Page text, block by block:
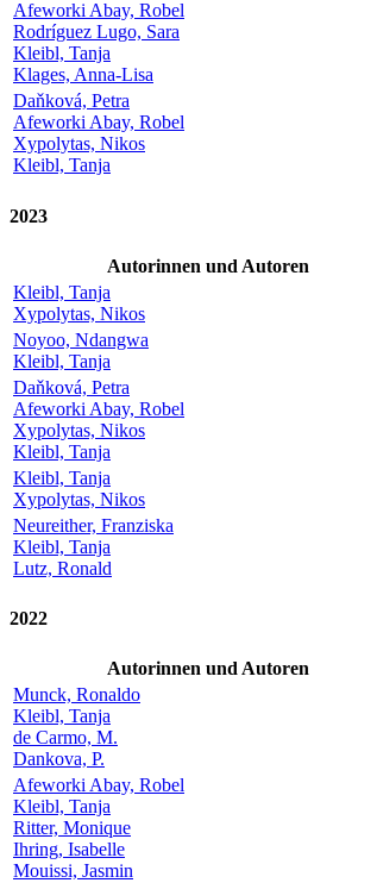
Afeworki Abay, Robel
Rodríguez Lugo, Sara
Kleibl, Tanja
Klages, Anna-Lisa
Daňková, Petra
Afeworki Abay, Robel
Xypolytas, Nikos
Kleibl, Tanja
2023
Autorinnen und Autoren
Kleibl, Tanja
Xypolytas, Nikos
Noyoo, Ndangwa
Kleibl, Tanja
Daňková, Petra
Afeworki Abay, Robel
Xypolytas, Nikos
Kleibl, Tanja
Kleibl, Tanja
Xypolytas, Nikos
Neureither, Franziska
Kleibl, Tanja
Lutz, Ronald
2022
Autorinnen und Autoren
Munck, Ronaldo
Kleibl, Tanja
de Carmo, M.
Dankova, P.
Afeworki Abay, Robel
Kleibl, Tanja
Ritter, Monique
Ihring, Isabelle
Mouissi, Jasmin